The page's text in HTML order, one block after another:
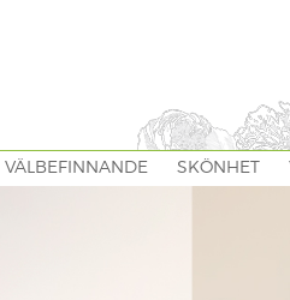
VÄLBEFINNANDE SKÖNHET